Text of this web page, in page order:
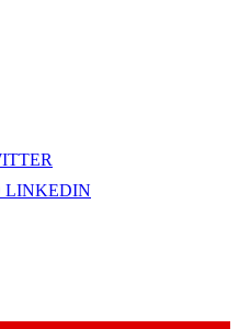
LINKEDIN